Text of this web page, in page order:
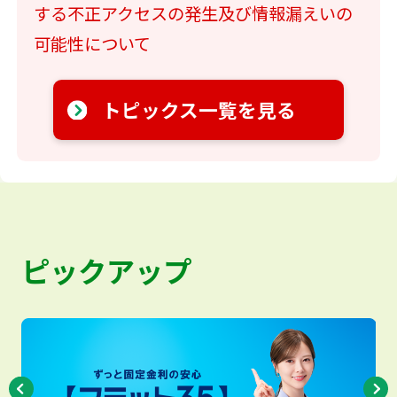
する不正アクセスの発生及び情報漏えいの
可能性について
トピックス一覧を見る
ピックアップ